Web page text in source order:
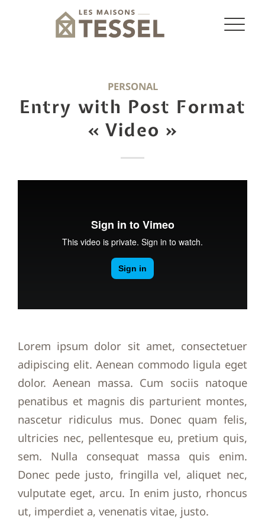
PERSONAL
Entry with Post Format
« Video »
Lorem ipsum dolor sit amet, consectetuer
adipiscing elit. Aenean commodo ligula eget
dolor. Aenean massa. Cum sociis natoque
penatibus et magnis dis parturient montes,
nascetur ridiculus mus. Donec quam felis,
ultricies nec, pellentesque eu, pretium quis,
sem. Nulla consequat massa quis enim.
Donec pede justo, fringilla vel, aliquet nec,
vulputate eget, arcu. In enim justo, rhoncus
ut, imperdiet a, venenatis vitae, justo.